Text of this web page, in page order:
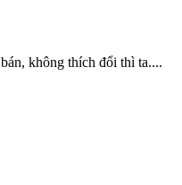
không thích đổi thì ta....